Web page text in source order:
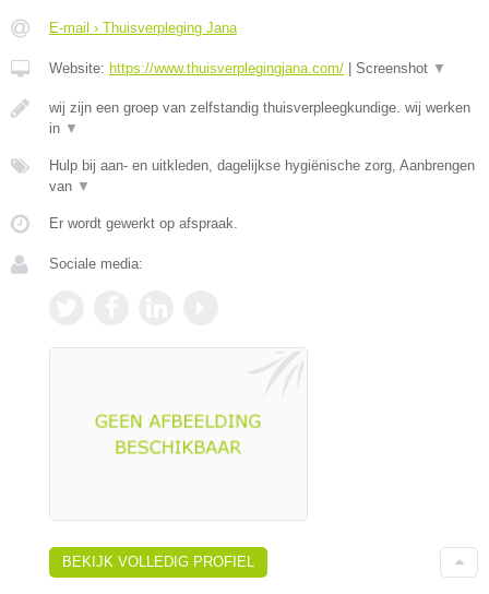
E-mail › Thuisverpleging Jana
Website: https://www.thuisverplegingjana.com/ Screenshot ▼
wij zijn een groep van zelfstandig thuisverpleegkundige. wij werken
in ▼
Hulp bij aan- en uitkleden, dagelijkse hygiënische zorg, Aanbrengen
van ▼
Er wordt gewerkt op afspraak.
Sociale media:
BEKIJK VOLLEDIG PROFIEL